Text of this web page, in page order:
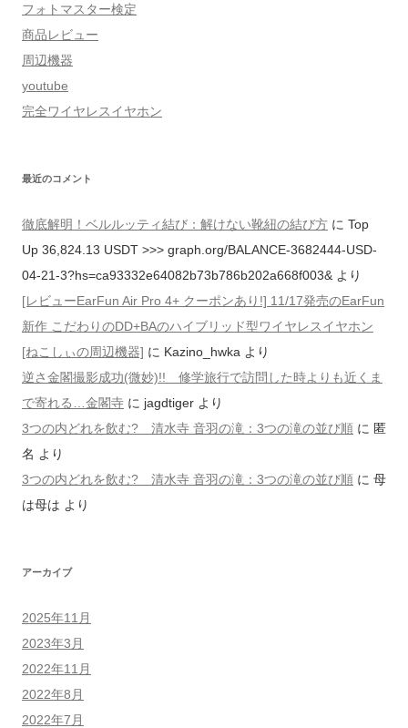
フォトマスター検定
商品レビュー
周辺機器
youtube
完全ワイヤレスイヤホン
最近のコメント
徹底解明！ベルルッティ結び：解けない靴紐の結び方 に Top
Up 36,824.13 USDT >>> graph.org/BALANCE-3682444-USD-
04-21-3?hs=ca93332e64082b73b786b202a668f003& より
[レビューEarFun Air Pro 4+ クーポンあり!] 11/17発売のEarFun
新作 こだわりのDD+BAのハイブリッド型ワイヤレスイヤホン
[ねこしぃの周辺機器] に Kazino_hwka より
逆さ金閣撮影成功(微妙)!! 修学旅行で訪問した時よりも近くま
で寄れる…金閣寺 に jagdtiger より
3つの内どれを飲む? 清水寺 音羽の滝：3つの滝の並び順 に 匿
名 より
3つの内どれを飲む? 清水寺 音羽の滝：3つの滝の並び順 に 母
は母は より
アーカイブ
2025年11月
2023年3月
2022年11月
2022年8月
2022年7月